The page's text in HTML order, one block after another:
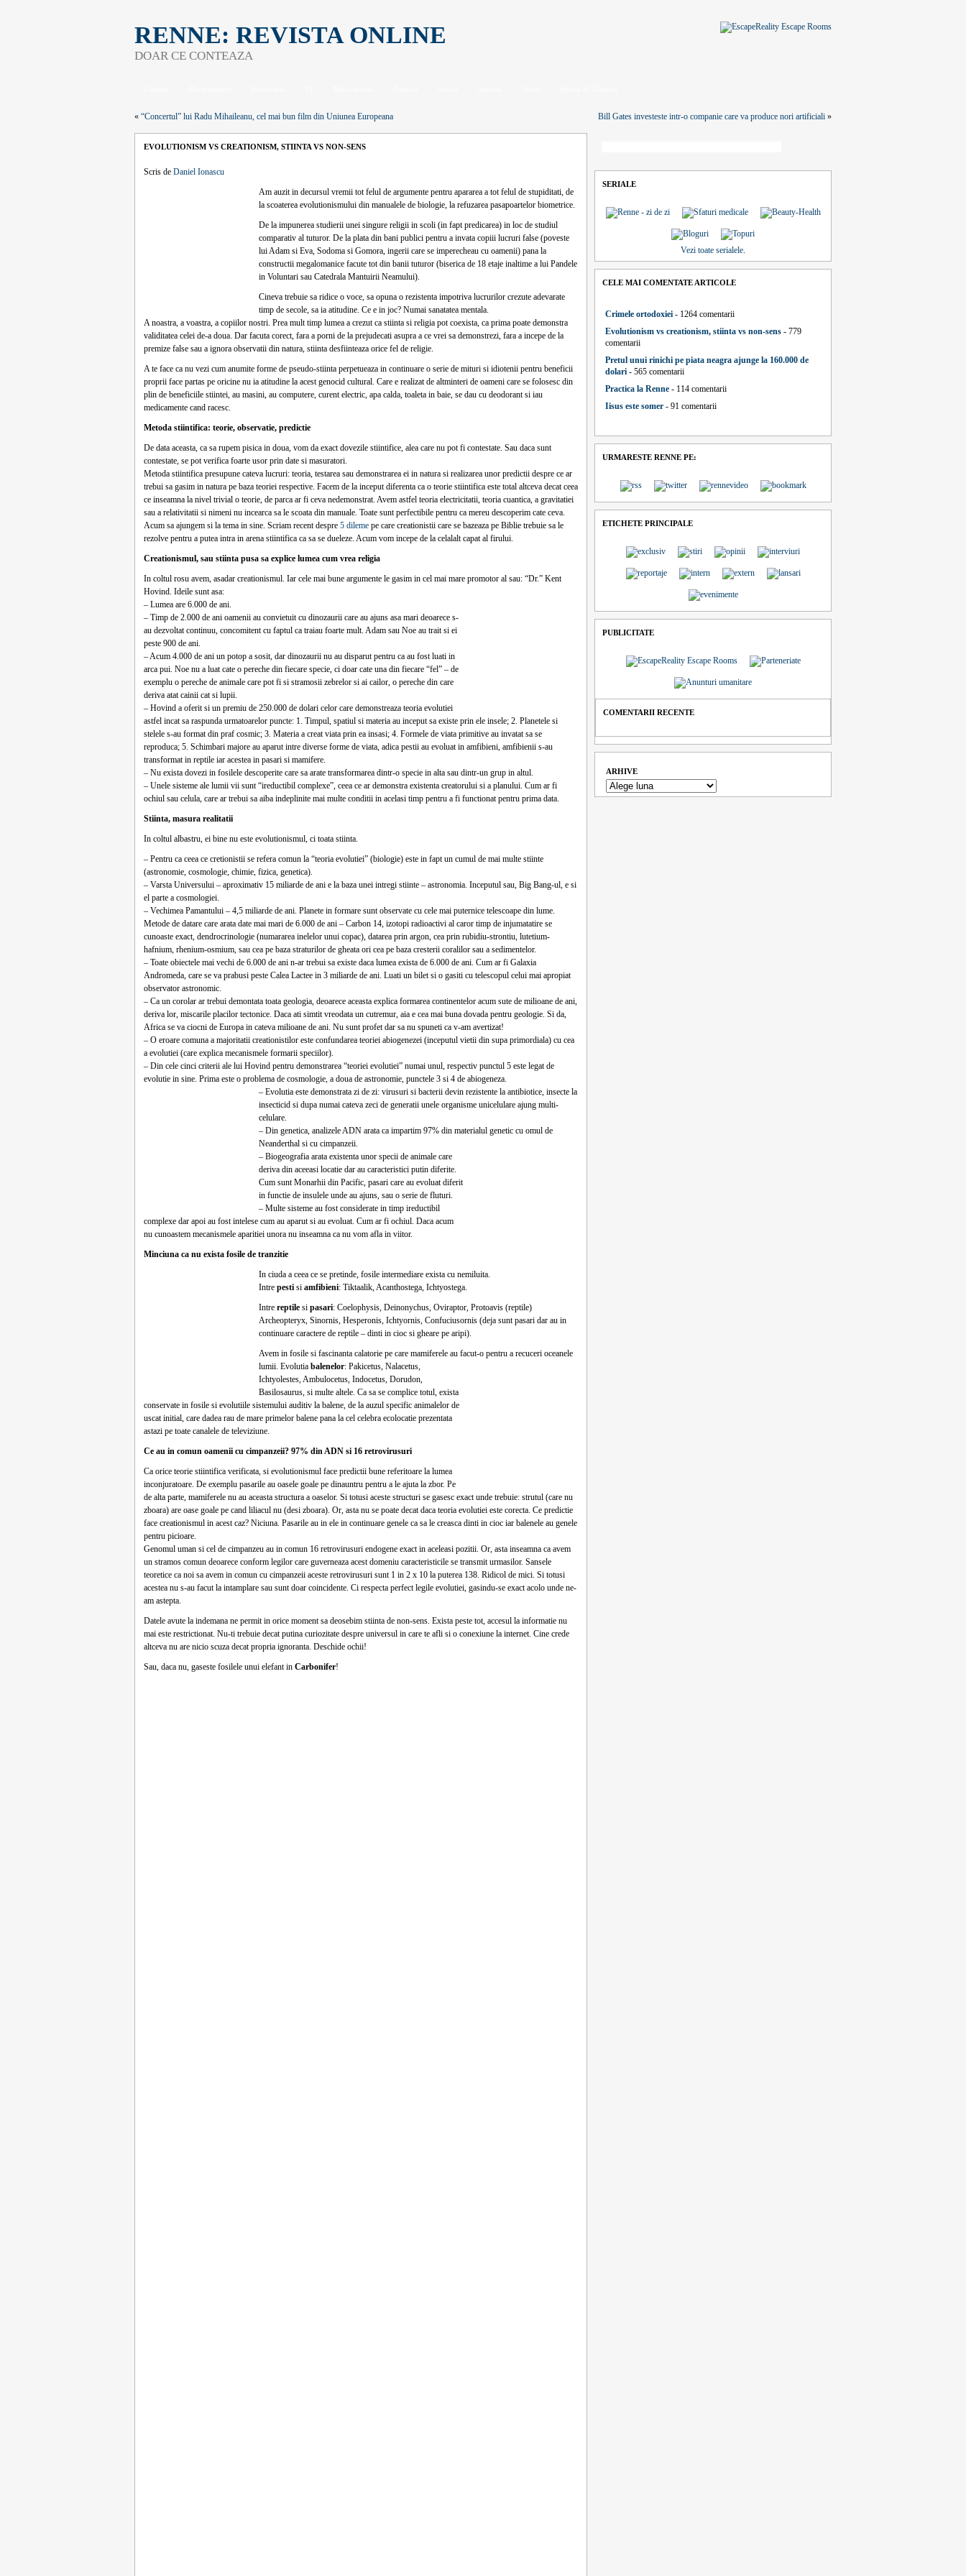
RENNE: REVISTA ONLINE
DOAR CE CONTEAZA
« “Concertul” lui Radu Mihaileanu, cel mai bun film din Uniunea Europeana Bill Gates investeste intr-o companie care va produce nori artificiali »
EVOLUTIONISM VS CREATIONISM, STIINTA VS NON-SENS
Scris de Daniel Ionascu
Am auzit in decursul vremii tot felul de argumente pentru apararea a tot felul de stupiditati, de
la scoaterea evolutionismului din manualele de biologie, la refuzarea pasapoartelor biometrice.
De la impunerea studierii unei singure religii in scoli (in fapt predicarea) in loc de studiul
comparativ al tuturor. De la plata din bani publici pentru a invata copiii lucruri false (poveste
lui Adam si Eva, Sodoma si Gomora, ingerii care se imperecheau cu oamenii) pana la
constructii megalomanice facute tot din banii tuturor (biserica de 18 etaje inaltime a lui Pandele
in Voluntari sau Catedrala Mantuirii Neamului).
Cineva trebuie sa ridice o voce, sa opuna o rezistenta impotriva lucrurilor crezute adevarate
timp de secole, sa ia atitudine. Ce e in joc? Numai sanatatea mentala.
A noastra, a voastra, a copiilor nostri. Prea mult timp lumea a crezut ca stiinta si religia pot coexista, ca prima poate demonstra
validitatea celei de-a doua. Dar facuta corect, fara a porni de la prejudecati asupra a ce vrei sa demonstrezi, fara a incepe de la
premize false sau a ignora observatii din natura, stiinta desfiinteaza orice fel de religie.
A te face ca nu vezi cum anumite forme de pseudo-stiinta perpetueaza in continuare o serie de mituri si idiotenii pentru beneficii
proprii face partas pe oricine nu ia atitudine la acest genocid cultural. Care e realizat de altminteri de oameni care se folosesc din
plin de beneficiile stiintei, au masini, au computere, curent electric, apa calda, toaleta in baie, se dau cu deodorant si iau
medicamente cand racesc.
Metoda stiintifica: teorie, observatie, predictie
De data aceasta, ca sa rupem pisica in doua, vom da exact dovezile stiintifice, alea care nu pot fi contestate. Sau daca sunt
contestate, se pot verifica foarte usor prin date si masuratori.
Metoda stiintifica presupune cateva lucruri: teoria, testarea sau demonstrarea ei in natura si realizarea unor predictii despre ce ar
trebui sa gasim in natura pe baza teoriei respective. Facem de la inceput diferenta ca o teorie stiintifica este total altceva decat ceea
ce inseamna la nivel trivial o teorie, de parca ar fi ceva nedemonstrat. Avem astfel teoria electricitatii, teoria cuantica, a gravitatiei
sau a relativitatii si nimeni nu incearca sa le scoata din manuale. Toate sunt perfectibile pentru ca mereu descoperim cate ceva.
Acum sa ajungem si la tema in sine. Scriam recent despre 5 dileme pe care creationistii care se bazeaza pe Biblie trebuie sa le
rezolve pentru a putea intra in arena stiintifica ca sa se dueleze. Acum vom incepe de la celalalt capat al firului.
Creationismul, sau stiinta pusa sa explice lumea cum vrea religia
In coltul rosu avem, asadar creationismul. Iar cele mai bune argumente le gasim in cel mai mare promotor al sau: “Dr.” Kent
Hovind. Ideile sunt asa:
– Lumea are 6.000 de ani.
– Timp de 2.000 de ani oamenii au convietuit cu dinozaurii care au ajuns asa mari deoarece s-
au dezvoltat continuu, concomitent cu faptul ca traiau foarte mult. Adam sau Noe au trait si ei
peste 900 de ani.
– Acum 4.000 de ani un potop a sosit, dar dinozaurii nu au disparut pentru ca au fost luati in
arca pui. Noe nu a luat cate o pereche din fiecare specie, ci doar cate una din fiecare “fel” – de
exemplu o pereche de animale care pot fi si stramosii zebrelor si ai cailor, o pereche din care
deriva atat cainii cat si lupii.
– Hovind a oferit si un premiu de 250.000 de dolari celor care demonstreaza teoria evolutiei
astfel incat sa raspunda urmatoarelor puncte: 1. Timpul, spatiul si materia au inceput sa existe prin ele insele; 2. Planetele si
stelele s-au format din praf cosmic; 3. Materia a creat viata prin ea insasi; 4. Formele de viata primitive au invatat sa se
reproduca; 5. Schimbari majore au aparut intre diverse forme de viata, adica pestii au evoluat in amfibieni, amfibienii s-au
transformat in reptile iar acestea in pasari si mamifere.
– Nu exista dovezi in fosilele descoperite care sa arate transformarea dintr-o specie in alta sau dintr-un grup in altul.
– Unele sisteme ale lumii vii sunt “ireductibil complexe”, ceea ce ar demonstra existenta creatorului si a planului. Cum ar fi
ochiul sau celula, care ar trebui sa aiba indeplinite mai multe conditii in acelasi timp pentru a fi functionat pentru prima data.
Stiinta, masura realitatii
In coltul albastru, ei bine nu este evolutionismul, ci toata stiinta.
– Pentru ca ceea ce cretionistii se refera comun la “teoria evolutiei” (biologie) este in fapt un cumul de mai multe stiinte
(astronomie, cosmologie, chimie, fizica, genetica).
– Varsta Universului – aproximativ 15 miliarde de ani e la baza unei intregi stiinte – astronomia. Inceputul sau, Big Bang-ul, e si
el parte a cosmologiei.
– Vechimea Pamantului – 4,5 miliarde de ani. Planete in formare sunt observate cu cele mai puternice telescoape din lume.
Metode de datare care arata date mai mari de 6.000 de ani – Carbon 14, izotopi radioactivi al caror timp de injumatatire se
cunoaste exact, dendrocrinologie (numararea inelelor unui copac), datarea prin argon, cea prin rubidiu-strontiu, lutetium-
hafnium, rhenium-osmium, sau cea pe baza straturilor de gheata ori cea pe baza cresterii coralilor sau a sedimentelor.
– Toate obiectele mai vechi de 6.000 de ani n-ar trebui sa existe daca lumea exista de 6.000 de ani. Cum ar fi Galaxia
Andromeda, care se va prabusi peste Calea Lactee in 3 miliarde de ani. Luati un bilet si o gasiti cu telescopul celui mai apropiat
observator astronomic.
– Ca un corolar ar trebui demontata toata geologia, deoarece aceasta explica formarea continentelor acum sute de milioane de ani,
deriva lor, miscarile placilor tectonice. Daca ati simtit vreodata un cutremur, aia e cea mai buna dovada pentru geologie. Si da,
Africa se va ciocni de Europa in cateva milioane de ani. Nu sunt profet dar sa nu spuneti ca v-am avertizat!
– O eroare comuna a majoritatii creationistilor este confundarea teoriei abiogenezei (inceputul vietii din supa primordiala) cu cea
a evolutiei (care explica mecanismele formarii speciilor).
– Din cele cinci criterii ale lui Hovind pentru demonstrarea “teoriei evolutiei” numai unul, respectiv punctul 5 este legat de
evolutie in sine. Prima este o problema de cosmologie, a doua de astronomie, punctele 3 si 4 de abiogeneza.
– Evolutia este demonstrata zi de zi: virusuri si bacterii devin rezistente la antibiotice, insecte la
insecticid si dupa numai cateva zeci de generatii unele organisme unicelulare ajung multi-
celulare.
– Din genetica, analizele ADN arata ca impartim 97% din materialul genetic cu omul de
Neanderthal si cu cimpanzeii.
– Biogeografia arata existenta unor specii de animale care
deriva din aceeasi locatie dar au caracteristici putin diferite.
Cum sunt Monarhii din Pacific, pasari care au evoluat diferit
in functie de insulele unde au ajuns, sau o serie de fluturi.
– Multe sisteme au fost considerate in timp ireductibil
complexe dar apoi au fost intelese cum au aparut si au evoluat. Cum ar fi ochiul. Daca acum
nu cunoastem mecanismele aparitiei unora nu inseamna ca nu vom afla in viitor.
Minciuna ca nu exista fosile de tranzitie
In ciuda a ceea ce se pretinde, fosile intermediare exista cu nemiluita.
Intre pesti si amfibieni: Tiktaalik, Acanthostega, Ichtyostega.
Intre reptile si pasari: Coelophysis, Deinonychus, Oviraptor, Protoavis (reptile)
Archeopteryx, Sinornis, Hesperonis, Ichtyornis, Confuciusornis (deja sunt pasari dar au in
continuare caractere de reptile – dinti in cioc si gheare pe aripi).
Avem in fosile si fascinanta calatorie pe care mamiferele au facut-o pentru a recuceri oceanele
lumii. Evolutia balenelor: Pakicetus, Nalacetus,
Ichtyolestes, Ambulocetus, Indocetus, Dorudon,
Basilosaurus, si multe altele. Ca sa se complice totul, exista
conservate in fosile si evolutiile sistemului auditiv la balene, de la auzul specific animalelor de
uscat initial, care dadea rau de mare primelor balene pana la cel celebra ecolocatie prezentata
astazi pe toate canalele de televiziune.
Ce au in comun oamenii cu cimpanzeii? 97% din ADN si 16 retrovirusuri
Ca orice teorie stiintifica verificata, si evolutionismul face predictii bune referitoare la lumea
inconjuratoare. De exemplu pasarile au oasele goale pe dinauntru pentru a le ajuta la zbor. Pe
de alta parte, mamiferele nu au aceasta structura a oaselor. Si totusi aceste structuri se gasesc exact unde trebuie: strutul (care nu
zboara) are oase goale pe cand liliacul nu (desi zboara). Or, asta nu se poate decat daca teoria evolutiei este corecta. Ce predictie
face creationismul in acest caz? Niciuna. Pasarile au in ele in continuare genele ca sa le creasca dinti in cioc iar balenele au genele
pentru picioare.
Genomul uman si cel de cimpanzeu au in comun 16 retrovirusuri endogene exact in aceleasi pozitii. Or, asta inseamna ca avem
un stramos comun deoarece conform legilor care guverneaza acest domeniu caracteristicile se transmit urmasilor. Sansele
teoretice ca noi sa avem in comun cu cimpanzeii aceste retrovirusuri sunt 1 in 2 x 10 la puterea 138. Ridicol de mici. Si totusi
acestea nu s-au facut la intamplare sau sunt doar coincidente. Ci respecta perfect legile evolutiei, gasindu-se exact acolo unde ne-
am astepta.
Datele avute la indemana ne permit in orice moment sa deosebim stiinta de non-sens. Exista peste tot, accesul la informatie nu
mai este restrictionat. Nu-ti trebuie decat putina curiozitate despre universul in care te afli si o conexiune la internet. Cine crede
altceva nu are nicio scuza decat propria ignoranta. Deschide ochii!
Sau, daca nu, gaseste fosilele unui elefant in Carbonifer!
SERIALE
Vezi toate serialele.
CELE MAI COMENTATE ARTICOLE
Crimele ortodoxiei - 1264 comentarii
Evolutionism vs creationism, stiinta vs non-sens - 779
comentarii
Pretul unui rinichi pe piata neagra ajunge la 160.000 de
dolari - 565 comentarii
Practica la Renne - 114 comentarii
Iisus este somer - 91 comentarii
URMARESTE RENNE PE:
ETICHETE PRINCIPALE
PUBLICITATE
COMENTARII RECENTE
ARHIVE